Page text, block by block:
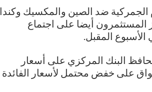
ضد الصين والمكسيك وكندا
المستثمرون أيضا على اجتماع
المقبل.
البنك المركزي على أسعار
على خفض محتمل لأسعار الفائدة